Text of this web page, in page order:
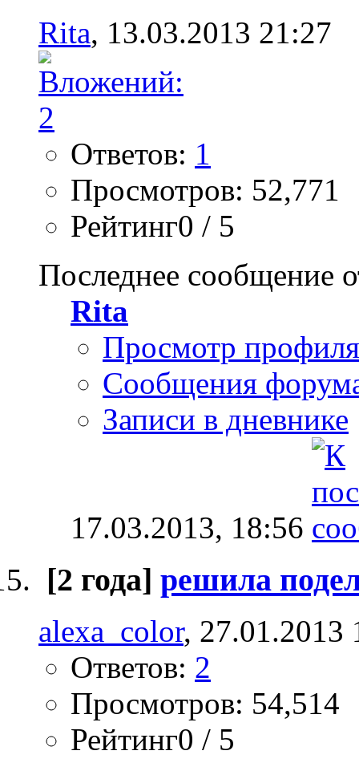
Rita, 13.03.2013 21:27
Ответов: 1
Просмотров: 52,771
Рейтинг0 / 5
Последнее сообщение
Rita
Просмотр профиля
Сообщения
Записи в дневнике
17.03.2013, 18:56
[2 года] решила
alexa_color, 27.01.2013
Ответов: 2
Просмотров: 54,514
Рейтинг0 / 5